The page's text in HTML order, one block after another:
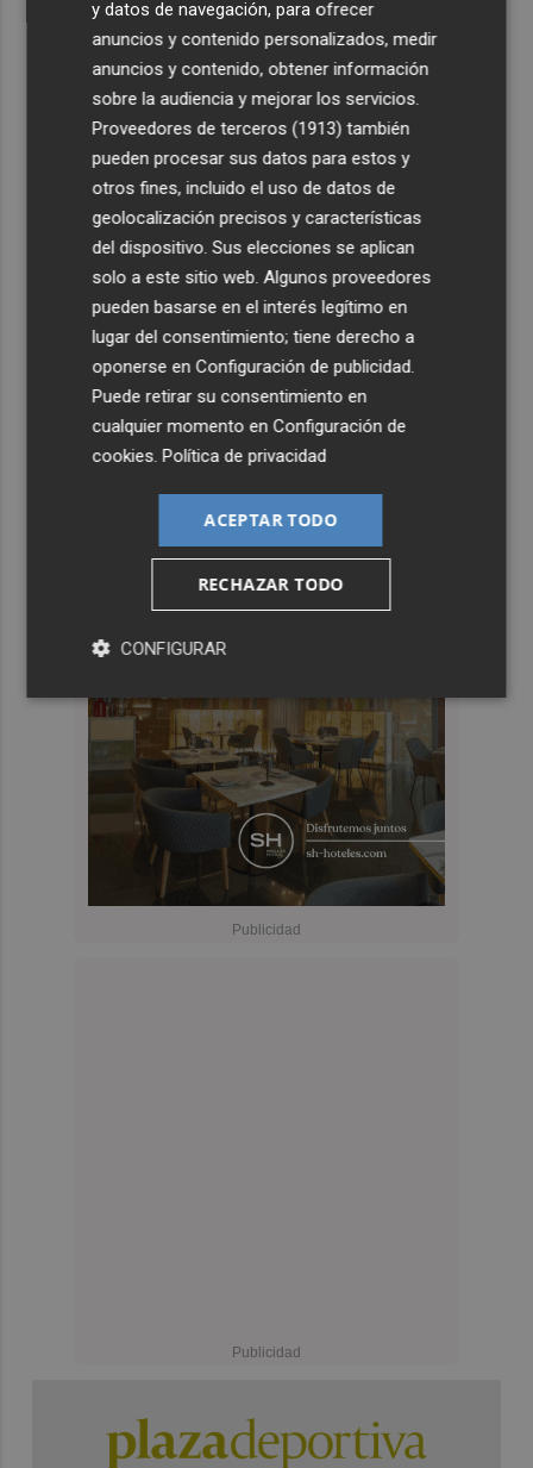
y datos de navegación, para ofrecer
anuncios y contenido personalizados, medir
anuncios y contenido, obtener información
sobre la audiencia y mejorar los servicios.
Proveedores de terceros (1913) también
pueden procesar sus datos para estos y
otros fines, incluido el uso de datos de
geolocalización precisos y características
del dispositivo. Sus elecciones se aplican
solo a este sitio web. Algunos proveedores
pueden basarse en el interés legítimo en
lugar del consentimiento; tiene derecho a
oponerse enConfiguración de publicidad
Puede retirar su consentimiento en
cualquier momento enConfiguración de
cookies .Política de privacidad
ACEPTAR TODO
RECHAZAR TODO
CONFIGURAR